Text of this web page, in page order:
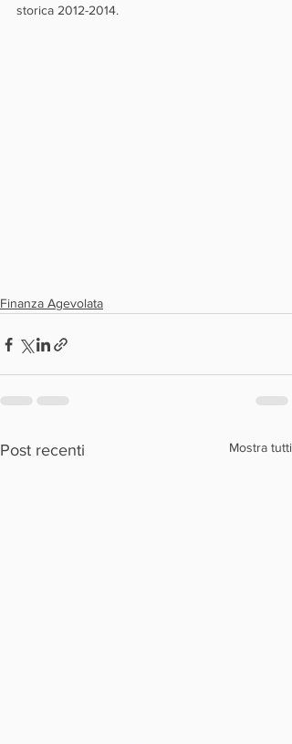
storica 2012-2014.
Finanza Agevolata
Post recenti Mostra tutti